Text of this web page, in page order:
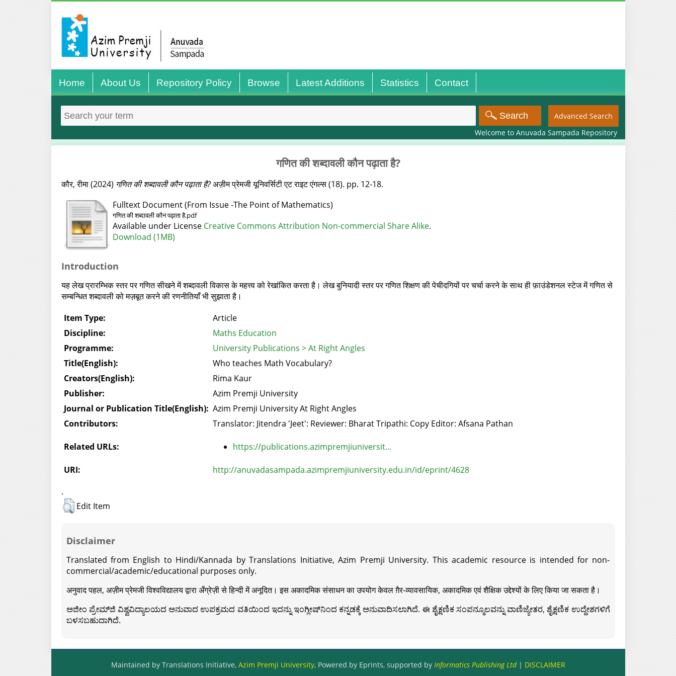
Home About Us Repository Policy Browse Latest Additions Statistics Contact
Advanced Search
Welcome to Anuvada Sampada Repository
गणित की शब्दावली कौन पढ़ाता है?
कौर, रीमा(2024) गणित की शब्दावली कौन पढ़ाता है?अज़ीम प्रेमजी यूनिवर्सिटी एट राइट एंगल्‍स (18). pp. 12-18.
Fulltext Document (From Issue -The Point of Mathematics)
गणित की शब्दावली कौन पढ़ाता है.pdf
Available under License Creative Commons Attribution Non-commercial Share Alike.
Download (1MB)
Introduction
यह लेख प्रारम्भिक स्तर पर गणित सीखने में शब्दावली विकास के महत्त्व को रेखांकित करता है। लेख बुनियादी स्तर पर गणित शिक्षण की पेचीदगियों पर चर्चा करने के साथ ही फ़ाउंडेशनल स्टेज में गणित से
सम्बन्धित शब्दावली को मज़बूत करने की रणनीतियाँ भी सुझाता है।
Item Type:
Article
Discipline:
Maths Education
Programme:
University Publications > At Right Angles
Title(English):
Who teaches Math Vocabulary?
Creators(English):
Rima Kaur
Publisher:
Azim Premji University
Journal or Publication Title(English): Azim Premji University At Right Angles
Contributors:
Translator: Jitendra 'Jeet': Reviewer: Bharat Tripathi: Copy Editor: Afsana Pathan
Related URLs: https://publications.azimpremjiuniversit...
URI:
http://anuvadasampada.azimpremjiuniversity.edu.in/id/eprint/4628
.
Edit Item
Disclaimer
Translated from English to Hindi/Kannada by Translations Initiative, Azim Premji University. This academic resource is intended for non-
commercial/academic/educational purposes only.
अनुवाद पहल, अज़ीम प्रेमजी विश्वविद्यालय द्वारा अँग्रेज़ी से हिन्दी में अनूदित। इस अकादमिक संसाधन का उपयोग केवल ग़ैर-व्यावसायिक, अकादमिक एवं शैक्षिक उद्देश्यों के लिए किया जा सकता है।
ಅಜೀಂ ಪ್ರೇಮ್‍ಜಿ ವಿಶ್ವವಿದ್ಯಾಲಯದ ಅನುವಾದ ಉಪಕ್ರಮದ ವತಿಯಿಂದ ಇದನ್ನು ಇಂಗ್ಲೀಷ್‍ನಿಂದ ಕನ್ನಡಕ್ಕೆ ಅನುವಾದಿಸಲಾಗಿದೆ. ಈ ಶೈಕ್ಷಣಿಕ ಸಂಪನ್ಮೂಲವನ್ನು ವಾಣಿಜ್ಯೇತರ, ಶೈಕ್ಷಣಿಕ ಉದ್ದೇಶಗಳಿಗೆ
ಬಳಸಬಹುದಾಗಿದೆ.
Maintained by Translations Initiative, Azim Premji University, Powered by Eprints, supported by Informatics Publishing Ltd| DISCLAIMER